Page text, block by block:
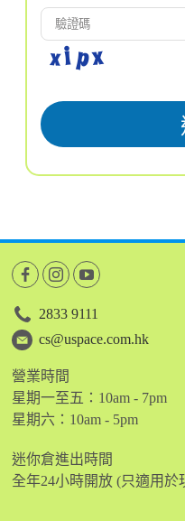
2833 9111
cs@uspace.com.hk
營業時間
星期一至五：10am - 7pm
星期六：10am - 5pm
迷你倉進出時間
全年24小時開放 (只適用於